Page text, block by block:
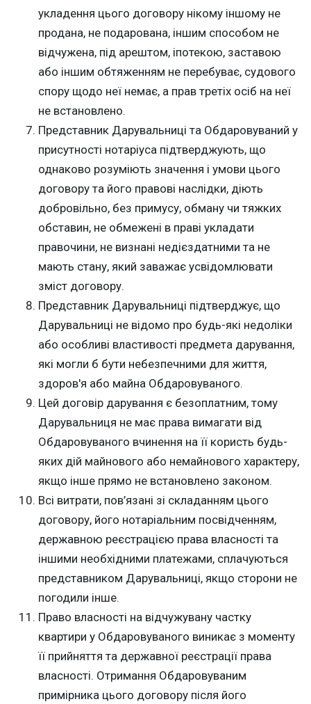
укладення цього договору нікому іншому не
продана, не подарована, іншим способом не
відчужена, під арештом, іпотекою, заставою
або іншим обтяженням не перебуває, судового
спору щодо неї немає, а прав третіх осіб на неї
не встановлено.
Представник Дарувальниці та Обдаровуваний у
присутності нотаріуса підтверджують, що
однаково розуміють значення і умови цього
договору та його правові наслідки, діють
добровільно, без примусу, обману чи тяжких
обставин, не обмежені в праві укладати
правочини, не визнані недієздатними та не
мають стану, який заважає усвідомлювати
зміст договору.
Представник Дарувальниці підтверджує, що
Дарувальниці не відомо про будь-які недоліки
або особливі властивості предмета дарування,
які могли б бути небезпечними для життя,
здоров'я або майна Обдаровуваного.
Цей договір дарування є безоплатним, тому
Дарувальниця не має права вимагати від
Обдаровуваного вчинення на її користь будь-
яких дій майнового або немайнового характеру,
якщо інше прямо не встановлено законом.
Всі витрати, пов’язані зі складанням цього
договору, його нотаріальним посвідченням,
державною реєстрацією права власності та
іншими необхідними платежами, сплачуються
представником Дарувальниці, якщо сторони не
погодили інше.
Право власності на відчужувану частку
квартири у Обдаровуваного виникає з моменту
її прийняття та державної реєстрації права
власності. Отримання Обдаровуваним
примірника цього договору після його